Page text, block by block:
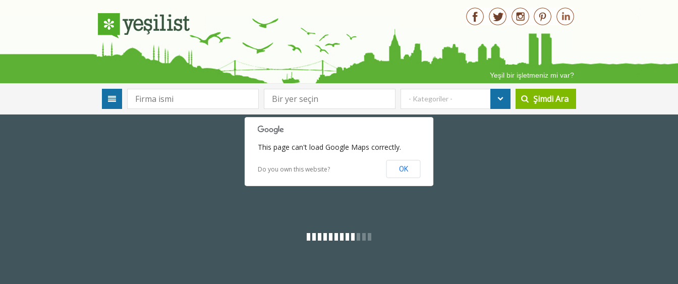
Yeşil bir işletmeniz mi var?
- Kategoriler -
This page can't load Google Maps correctly.
Do you own this website? OK